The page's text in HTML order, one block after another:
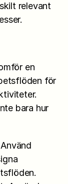
relevant
en
för
bara hur